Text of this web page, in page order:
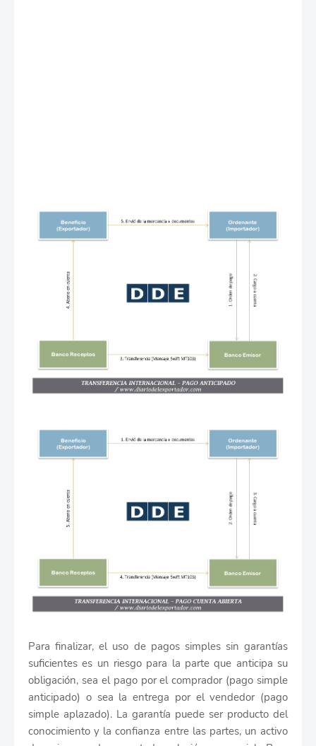
Para finalizar, el uso de pagos simples sin garantías
suficientes es un riesgo para la parte que anticipa su
obligación, sea el pago por el comprador (pago simple
anticipado) o sea la entrega por el vendedor (pago
simple aplazado). La garantía puede ser producto del
conocimiento y la confianza entre las partes, un activo